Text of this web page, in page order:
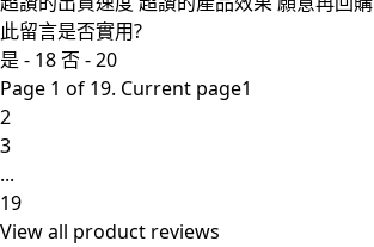
此留言是否實用?
是 - 18否 -20
Page 1 of 19. Current page1
2
3
...
19
View all product reviews